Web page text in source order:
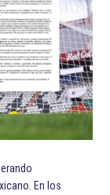
En los